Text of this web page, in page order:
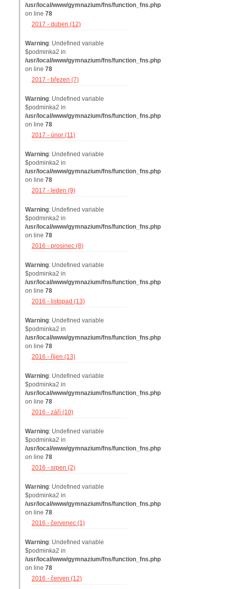
/usr/local/www/gymnazium/fns/function_fns.php
on line 78
2017 - duben (12)
Warning: Undefined variable
$podminka2 in
/usr/local/www/gymnazium/fns/function_fns.php
on line 78
2017 - březen (7)
Warning: Undefined variable
$podminka2 in
/usr/local/www/gymnazium/fns/function_fns.php
on line 78
2017 - únor (11)
Warning: Undefined variable
$podminka2 in
/usr/local/www/gymnazium/fns/function_fns.php
on line 78
2017 - leden (9)
Warning: Undefined variable
$podminka2 in
/usr/local/www/gymnazium/fns/function_fns.php
on line 78
2016 - prosinec (8)
Warning: Undefined variable
$podminka2 in
/usr/local/www/gymnazium/fns/function_fns.php
on line 78
2016 - listopad (13)
Warning: Undefined variable
$podminka2 in
/usr/local/www/gymnazium/fns/function_fns.php
on line 78
2016 - říjen (13)
Warning: Undefined variable
$podminka2 in
/usr/local/www/gymnazium/fns/function_fns.php
on line 78
2016 - září (10)
Warning: Undefined variable
$podminka2 in
/usr/local/www/gymnazium/fns/function_fns.php
on line 78
2016 - srpen (2)
Warning: Undefined variable
$podminka2 in
/usr/local/www/gymnazium/fns/function_fns.php
on line 78
2016 - červenec (1)
Warning: Undefined variable
$podminka2 in
/usr/local/www/gymnazium/fns/function_fns.php
on line 78
2016 - červen (12)